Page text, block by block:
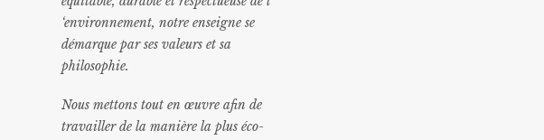
‘environnement, notre enseigne se
démarque par ses valeurs et sa
philosophie.
Nous mettons tout en œuvre afin de
travailler de la manière la plus éco-